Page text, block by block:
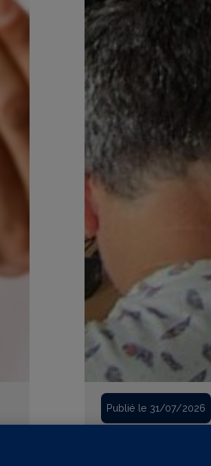
Publié le 31/07/2026